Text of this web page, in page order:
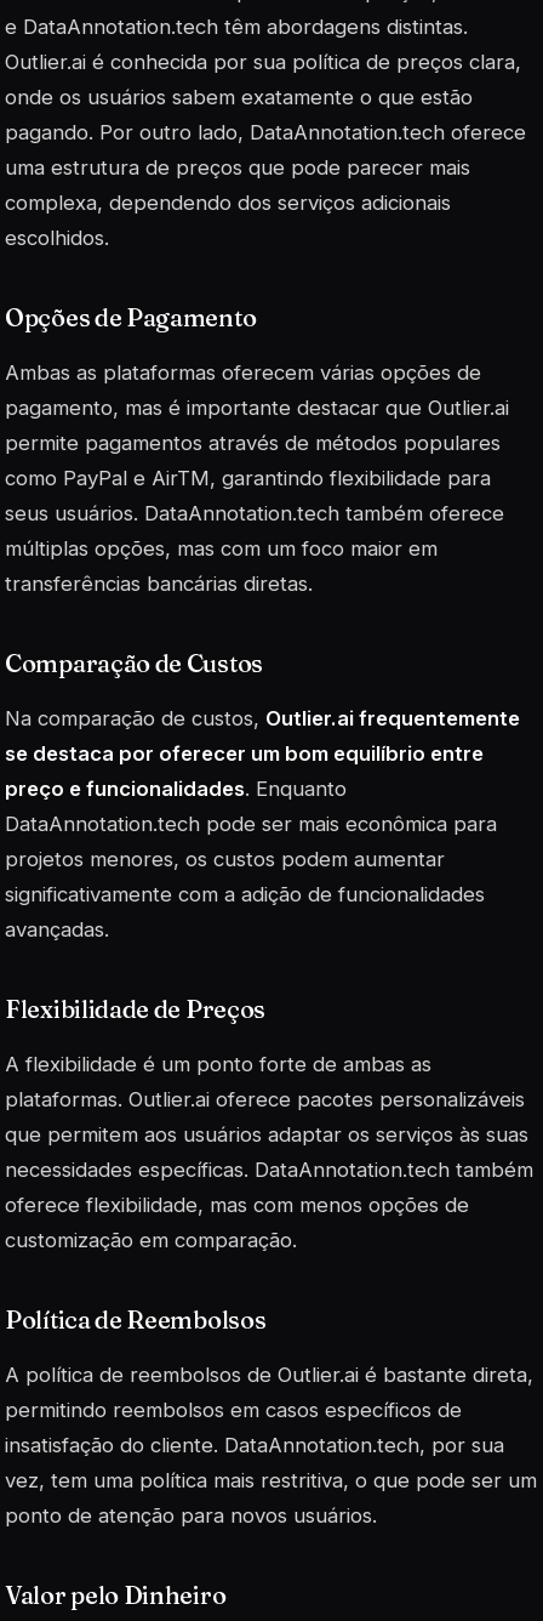
e DataAnnotation.tech têm abordagens distintas.
Outlier.ai é conhecida por sua política de preços clara,
onde os usuários sabem exatamente o que estão
pagando. Por outro lado, DataAnnotation.tech oferece
uma estrutura de preços que pode parecer mais
complexa, dependendo dos serviços adicionais
escolhidos.
Opções de Pagamento
Ambas as plataformas oferecem várias opções de
pagamento, mas é importante destacar que Outlier.ai
permite pagamentos através de métodos populares
como PayPal e AirTM, garantindo flexibilidade para
seus usuários. DataAnnotation.tech também oferece
múltiplas opções, mas com um foco maior em
transferências bancárias diretas.
Comparação de Custos
Na comparação de custos, Outlier.ai frequentemente
se destaca por oferecer um bom equilíbrio entre
preço e funcionalidades. Enquanto
DataAnnotation.tech pode ser mais econômica para
projetos menores, os custos podem aumentar
significativamente com a adição de funcionalidades
avançadas.
Flexibilidade de Preços
A flexibilidade é um ponto forte de ambas as
plataformas. Outlier.ai oferece pacotes personalizáveis
que permitem aos usuários adaptar os serviços às suas
necessidades específicas. DataAnnotation.tech também
oferece flexibilidade, mas com menos opções de
customização em comparação.
Política de Reembolsos
A política de reembolsos de Outlier.ai é bastante direta,
permitindo reembolsos em casos específicos de
insatisfação do cliente. DataAnnotation.tech, por sua
vez, tem uma política mais restritiva, o que pode ser um
ponto de atenção para novos usuários.
Valor pelo Dinheiro